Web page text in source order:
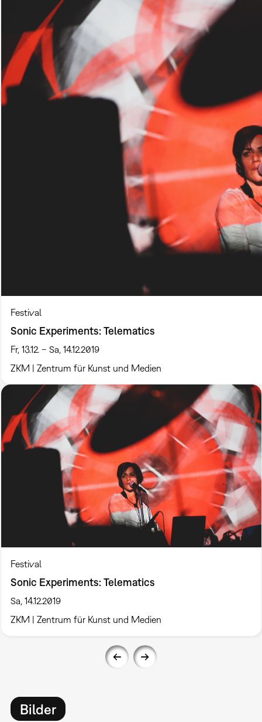
Festival
Sonic Experiments: Telematics
Fr, 13.12. – Sa, 14.12.2019
ZKM | Zentrum für Kunst und Medien
Festival
Sonic Experiments: Telematics
Sa, 14.12.2019
ZKM | Zentrum für Kunst und Medien
Bilder